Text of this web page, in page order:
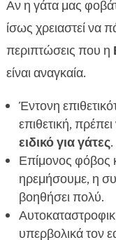
Αν η γάτα μας
ίσως χρειαστεί να
περιπτώσεις που η
είναι αναγκαία.
Έντονη
επιθετική,
ειδικό για γάτες.
Επίμονος φόβος
ηρεμήσουμε, η
βοηθήσει πολύ.
υπερβολικά τον